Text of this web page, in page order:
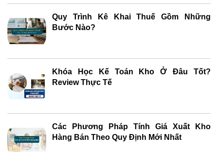
Quy Trình Kê Khai Thuế Gồm Những
Bước Nào?
Khóa Học Kế Toán Kho Ở Đâu Tốt?
Review Thực Tế
Các Phương Pháp Tính Giá Xuất Kho
Hàng Bán Theo Quy Định Mới Nhất